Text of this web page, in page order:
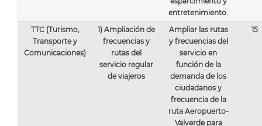
entretenimiento.
TTC (Turismo,
Transporte y
Comunicaciones)
1) Ampliación de
frecuencias y
rutas del
servicio regular
de viajeros
Ampliar las rutas
y frecuencias del
servicio en
función de la
demanda de los
ciudadanos y
frecuencia de la
ruta Aeropuerto-
Valverde para
15